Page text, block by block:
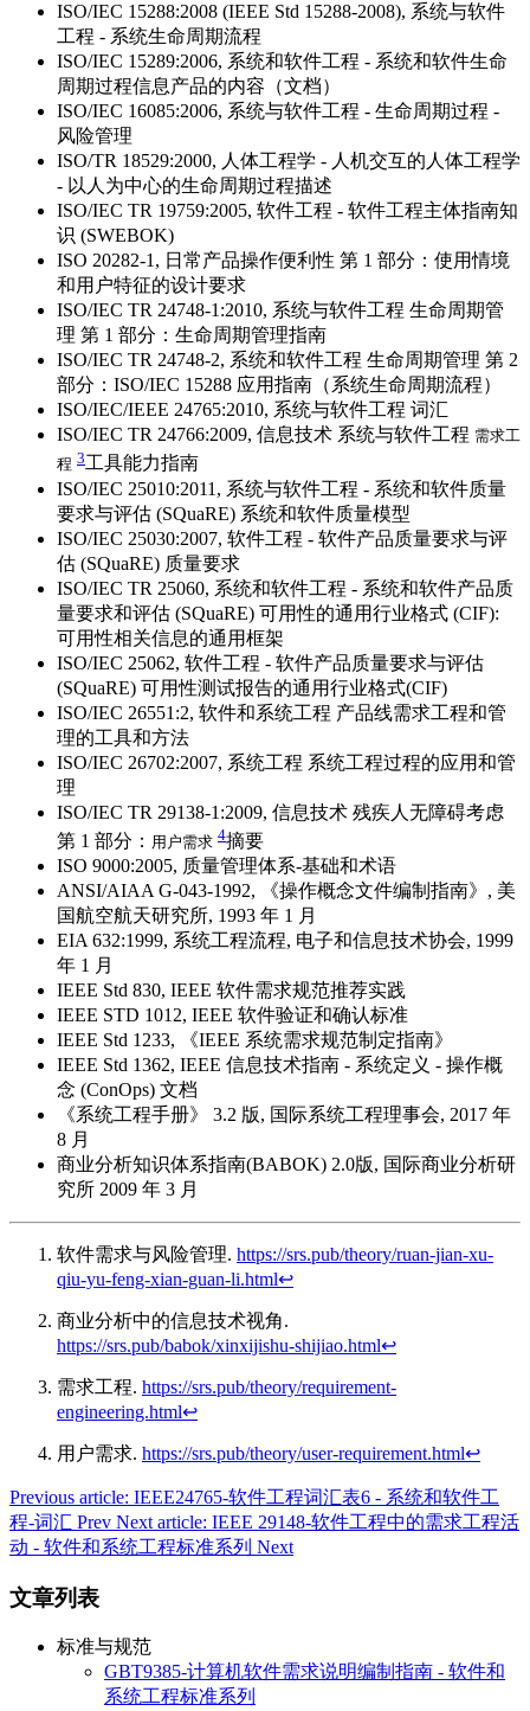
ISO/IEC 15288:2008 (IEEE Std 15288-2008), 系统与软件
工程 - 系统生命周期流程
ISO/IEC 15289:2006, 系统和软件工程 - 系统和软件生命
周期过程信息产品的内容（文档）
ISO/IEC 16085:2006, 系统与软件工程 - 生命周期过程 -
风险管理
ISO/TR 18529:2000, 人体工程学 - 人机交互的人体工程学
- 以人为中心的生命周期过程描述
ISO/IEC TR 19759:2005, 软件工程 - 软件工程主体指南知
识 (SWEBOK)
ISO 20282-1, 日常产品操作便利性 第 1 部分：使用情境
和用户特征的设计要求
ISO/IEC TR 24748-1:2010, 系统与软件工程 生命周期管
理 第 1 部分：生命周期管理指南
ISO/IEC TR 24748-2, 系统和软件工程 生命周期管理 第 2
部分：ISO/IEC 15288 应用指南（系统生命周期流程）
ISO/IEC/IEEE 24765:2010, 系统与软件工程 词汇
ISO/IEC TR 24766:2009, 信息技术 系统与软件工程 需求工
程 3工具能力指南
ISO/IEC 25010:2011, 系统与软件工程 - 系统和软件质量
要求与评估 (SQuaRE) 系统和软件质量模型
ISO/IEC 25030:2007, 软件工程 - 软件产品质量要求与评
估 (SQuaRE) 质量要求
ISO/IEC TR 25060, 系统和软件工程 - 系统和软件产品质
量要求和评估 (SQuaRE) 可用性的通用行业格式 (CIF):
可用性相关信息的通用框架
ISO/IEC 25062, 软件工程 - 软件产品质量要求与评估
(SQuaRE) 可用性测试报告的通用行业格式(CIF)
ISO/IEC 26551:2, 软件和系统工程 产品线需求工程和管
理的工具和方法
ISO/IEC 26702:2007, 系统工程 系统工程过程的应用和管
理
ISO/IEC TR 29138-1:2009, 信息技术 残疾人无障碍考虑
第 1 部分： 用户需求 4摘要
ISO 9000:2005, 质量管理体系‐基础和术语
ANSI/AIAA G-043-1992, 《操作概念文件编制指南》, 美
国航空航天研究所, 1993 年 1 月
EIA 632:1999, 系统工程流程, 电子和信息技术协会, 1999
年 1 月
IEEE Std 830, IEEE 软件需求规范推荐实践
IEEE STD 1012, IEEE 软件验证和确认标准
IEEE Std 1233, 《IEEE 系统需求规范制定指南》
IEEE Std 1362, IEEE 信息技术指南 ‐ 系统定义 ‐ 操作概
念 (ConOps) 文档
《系统工程手册》 3.2 版, 国际系统工程理事会, 2017 年
8 月
商业分析知识体系指南(BABOK) 2.0版, 国际商业分析研
究所 2009 年 3 月
软件需求与风险管理. https://srs.pub/theory/ruan-jian-xu-
qiu-yu-feng-xian-guan-li.html↩︎
商业分析中的信息技术视角.
https://srs.pub/babok/xinxijishu-shijiao.html↩︎
需求工程. https://srs.pub/theory/requirement-
engineering.html↩︎
用户需求. https://srs.pub/theory/user-requirement.html↩︎
Previous article: IEEE24765-软件工程词汇表6 - 系统和软件工
程-词汇 Prev Next article: IEEE 29148-软件工程中的需求工程活
动 - 软件和系统工程标准系列 Next
文章列表
标准与规范
GBT9385-计算机软件需求说明编制指南 - 软件和
系统工程标准系列